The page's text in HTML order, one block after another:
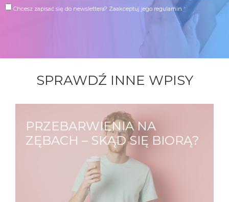
Chcesz zapisać się do newslettera? Zaakceptuj jego regulamin
SPRAWDŹ INNE WPISY
PRZEBARWIENIA NA
ZĘBACH – SKĄD SIĘ BIORĄ?
Każdy z nas ma inny odcień zębów, na który
mają wpływ zarówno czynniki zewnętrze
jak i wewnętrzne. Jedni od urodzenia mają
zęby bardziej żółte, inni mają zęby białe,